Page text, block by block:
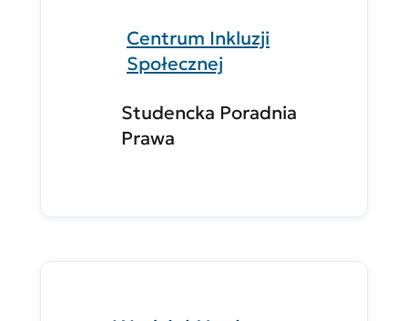
Centrum Inkluzji
Społecznej
Studencka Poradnia
Prawa